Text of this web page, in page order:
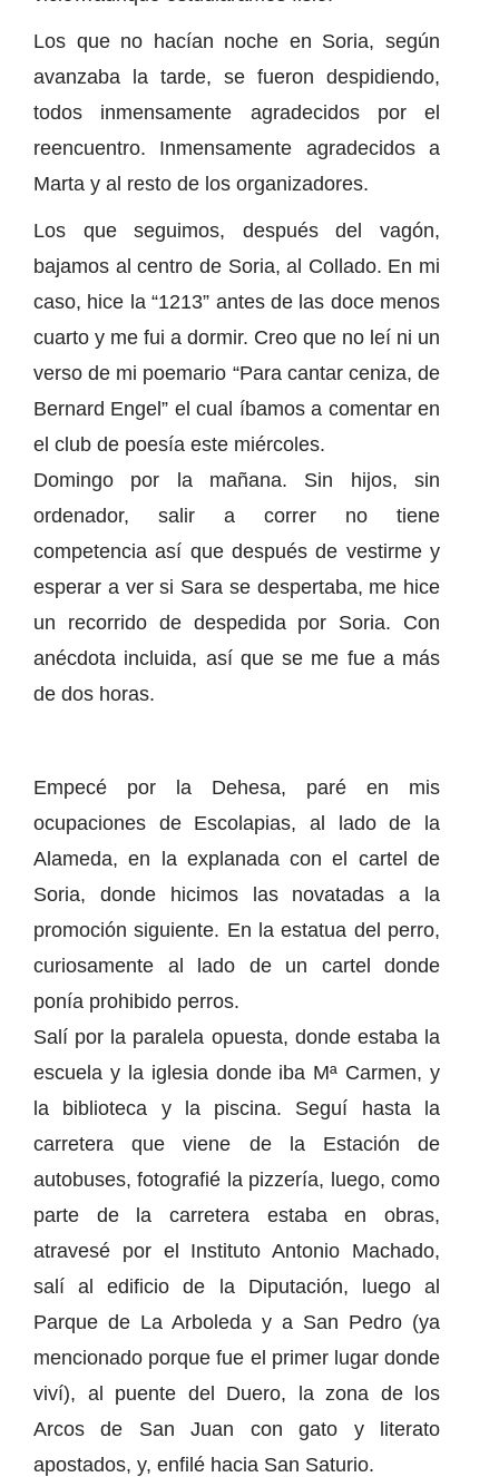
Los que no hacían noche en Soria, según
avanzaba la tarde, se fueron despidiendo,
todos inmensamente agradecidos por el
reencuentro. Inmensamente agradecidos a
Marta y al resto de los organizadores.
Los que seguimos, después del vagón,
bajamos al centro de Soria, al Collado. En mi
caso, hice la “1213” antes de las doce menos
cuarto y me fui a dormir. Creo que no leí ni un
verso de mi poemario “Para cantar ceniza, de
Bernard Engel” el cual íbamos a comentar en
el club de poesía este miércoles.
Domingo por la mañana. Sin hijos, sin
ordenador, salir a correr no tiene
competencia así que después de vestirme y
esperar a ver si Sara se despertaba, me hice
un recorrido de despedida por Soria. Con
anécdota incluida, así que se me fue a más
de dos horas.
Empecé por la Dehesa, paré en mis
ocupaciones de Escolapias, al lado de la
Alameda, en la explanada con el cartel de
Soria, donde hicimos las novatadas a la
promoción siguiente. En la estatua del perro,
curiosamente al lado de un cartel donde
ponía prohibido perros.
Salí por la paralela opuesta, donde estaba la
escuela y la iglesia donde iba Mª Carmen, y
la biblioteca y la piscina. Seguí hasta la
carretera que viene de la Estación de
autobuses, fotografié la pizzería, luego, como
parte de la carretera estaba en obras,
atravesé por el Instituto Antonio Machado,
salí al edificio de la Diputación, luego al
Parque de La Arboleda y a San Pedro (ya
mencionado porque fue el primer lugar donde
viví), al puente del Duero, la zona de los
Arcos de San Juan con gato y literato
apostados, y, enfilé hacia San Saturio.